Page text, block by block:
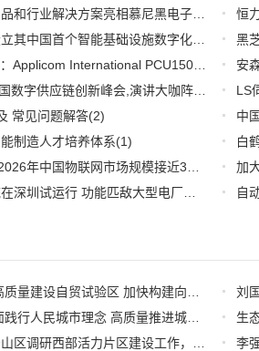
(2)
黑
(2)
LS
常见问题解答(2) 中
制造人才培养体系(1)
生
李